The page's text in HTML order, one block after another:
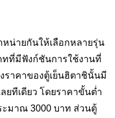
หน่ายกันให้เลือกหลายรุ่น
ทที่มีฟังก์ชันการใช้งานที่
ราคาของตู้เย็นฮิตาชินั้นมี
ยทีเดียว โดยราคาขั้นต่ำ
มาณ 3000 บาท ส่วนตู้